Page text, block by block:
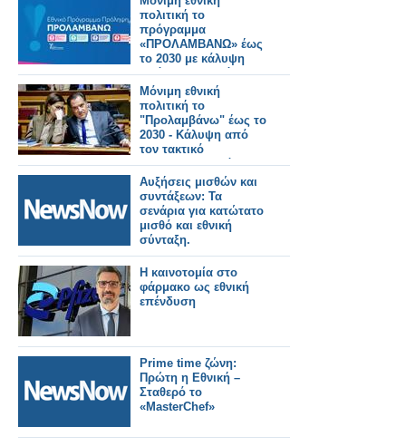
πολιτική το
πρόγραμμα
«ΠΡΟΛΑΜΒΑΝΩ» έως
το 2030 με κάλυψη
από τον Τακτικό
Προϋπολογισμό
Μόνιμη εθνική
πολιτική το
"Προλαμβάνω" έως το
2030 - Κάλυψη από
τον τακτικό
προϋπολογισμό
Αυξήσεις μισθών και
συντάξεων: Τα
σενάρια για κατώτατο
μισθό και εθνική
σύνταξη.
Η καινοτομία στο
φάρμακο ως εθνική
επένδυση
Prime time ζώνη:
Πρώτη η Εθνική –
Σταθερό το
«MasterChef»